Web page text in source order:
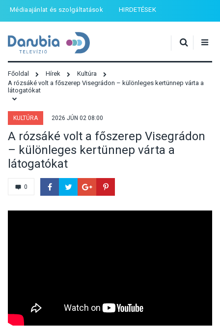
Médiaajánlat és szolgáltatások HIRDETÉSEK
Főoldal Hírek
Kultúra
A rózsáké volt a főszerep Visegrádon – különleges kertünnep várta a
látogatókat
KULTÚRA 2026 JÚN 02 08:00
A rózsáké volt a főszerep Visegrádon
– különleges kertünnep várta a
látogatókat
0